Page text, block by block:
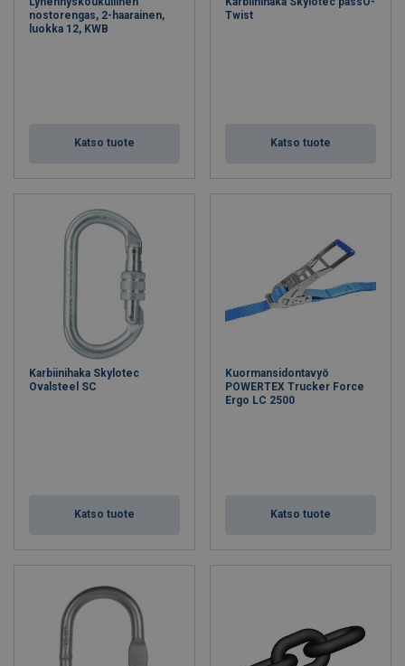
nostorengas, 2-haarainen,
luokka 12, KWB
Katso tuote
Twist
Katso tuote
Karbiinihaka Skylotec
Ovalsteel SC
Katso tuote
Kuormansidontavyö
POWERTEX Trucker Force
Ergo LC 2500
Katso tuote